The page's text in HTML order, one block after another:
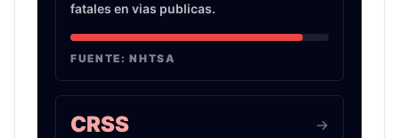
fatales en vias publicas.
FUENTE:NHTSA
CRSS ->